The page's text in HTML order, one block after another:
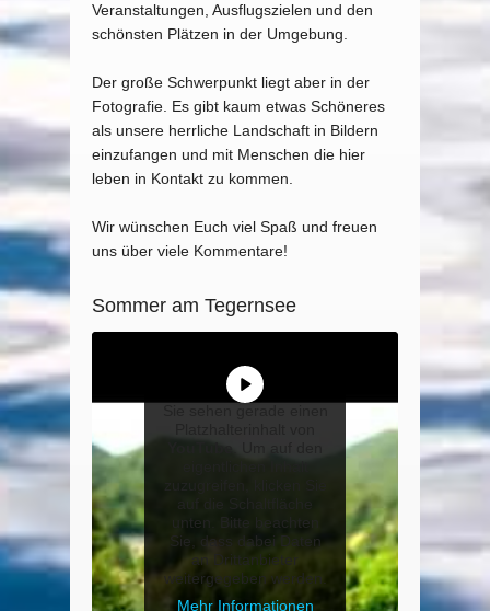
Veranstaltungen, Ausflugszielen und den
schönsten Plätzen in der Umgebung.
Der große Schwerpunkt liegt aber in der
Fotografie. Es gibt kaum etwas Schöneres
als unsere herrliche Landschaft in Bildern
einzufangen und mit Menschen die hier
leben in Kontakt zu kommen.
Wir wünschen Euch viel Spaß und freuen
uns über viele Kommentare!
Sommer am Tegernsee
YouTube
unten. Bitte beachten
Sie, dass dabei Daten
an Drittanbieter
weitergegeben werden.
Mehr Informationen